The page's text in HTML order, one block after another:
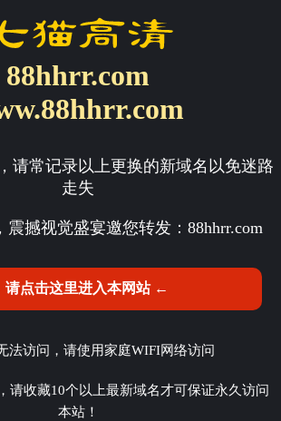
88hhrr.com
请常记录以上更换的新域名以免迷路
走失
撼视觉盛宴邀您转发： 88hhrr.com
请点击这里进入本网站 ←
法访问，请使用家庭WIFI网络访问
请收藏10个以上最新域名才可保证永久访问
本站！